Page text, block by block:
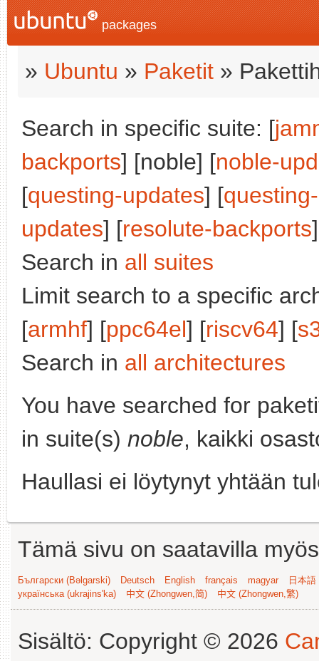
packages
» Ubuntu » Paketit »
Search in specific suite: [
backports] [noble] [noble-
[questing-updates] [
updates] [resolute-backports
Search in all suites
Limit search to a specific
[armhf] [ppc64el] [riscv64] [
Search in all architectures
You have searched for
in suite(s) noble, kaikki
Haullasi ei löytynyt yhtään
Tämä sivu on saatavilla
Български (Bəlgarski) Deutsch English français magyar
日本
українська (ukrajins'ka)
中文 (Zhongwen,简) 中文 (Zhongwen,繁)
Sisältö: Copyright © 2026